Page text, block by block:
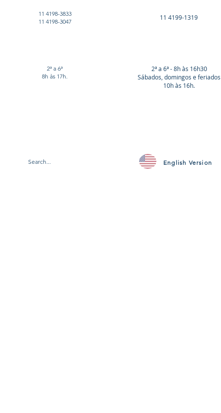
English Version
11 4198-3833
11 4198-3047
2ª a 6ª
8h às 17h.
11 4199-1319
2ª a 6ª - 8h às 16h30
Sábados, domingos e feriados
10h às 16h.